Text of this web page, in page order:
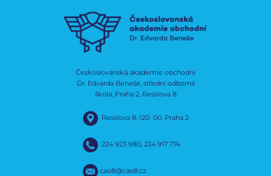
Českoslovanská akademie obchodní
Dr. Edvarda Beneše, střední odborná
škola, Praha 2, Resslova 8
Resslova 8, 120 00, Praha 2
224 923 980, 224 917 774
cao8@cao8.cz